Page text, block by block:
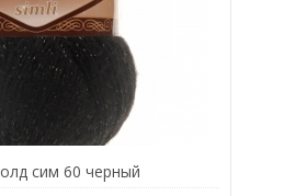
сим 60 черный